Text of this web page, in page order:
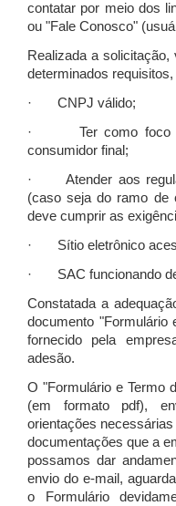
contatar por meio dos
ou "Fale Conosco"
Realizada a
determinados
· CNPJ válido;
· Ter como foco
consumidor final;
· Atender aos
(caso seja do ramo de
deve cumprir as
· Sítio eletrônico
· SAC funcionando de
Constatada a
documento "Formulário
fornecido pela
adesão.
O "Formulário e Termo
(em formato pdf),
orientações
documentações que a
possamos dar
envio do e-mail,
o Formulário